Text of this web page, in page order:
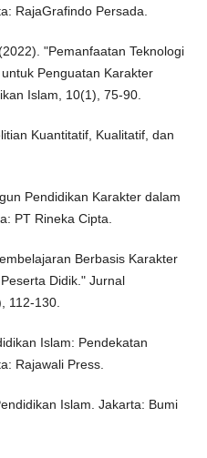
RajaGrafindo Persada.
"Pemanfaatan Teknologi
Penguatan Karakter
Islam, 10(1), 75-90.
Kuantitatif, Kualitatif, dan
Pendidikan Karakter dalam
PT Rineka Cipta.
Berbasis Karakter
Didik." Jurnal
112-130.
Islam: Pendekatan
Rajawali Press.
Islam. Jakarta: Bumi